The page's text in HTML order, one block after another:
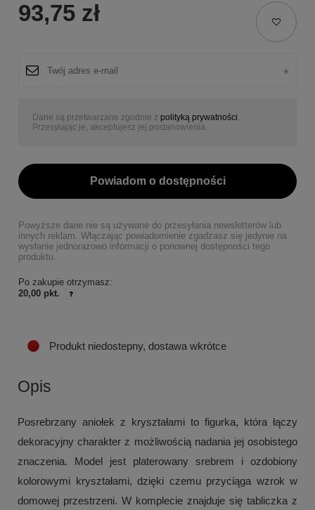
93,75 zł
Dane są przetwarzane zgodnie z polityką prywatności
Przesyłając je, akceptujesz jej postanowienia.
Powiadom o dostępności
Powyższe dane nie są używane do przesyłania newsletterów lub
innych reklam. Włączając powiadomienie zgadzasz się jedynie na
wysłanie jednorazowo informacji o ponownej dostępności tego
produktu.
Po zakupie otrzymasz:
20,00 pkt.
Produkt niedostepny, dostawa wkrótce
Opis
Posrebrzany aniołek z kryształami to figurka, która łączy
dekoracyjny charakter z możliwością nadania jej osobistego
znaczenia. Model jest platerowany srebrem i ozdobiony
kolorowymi kryształami, dzięki czemu przyciąga wzrok w
domowej przestrzeni. W komplecie znajduje się tabliczka z